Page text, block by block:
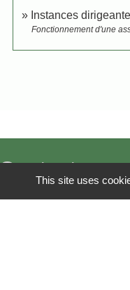
Instances
Fonctionnement d'une
de Dannemois
This site uses